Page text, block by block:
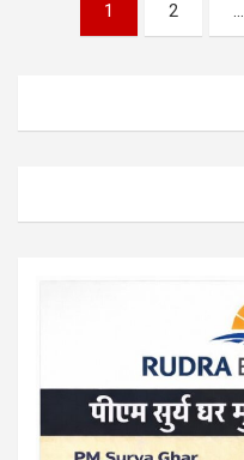
pagination
1 2 …